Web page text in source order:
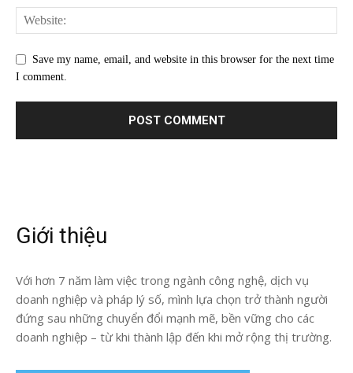
Save my name, email, and website in this browser for the next time
I comment.
Giới thiệu
Với hơn 7 năm làm việc trong ngành công nghệ, dịch vụ
doanh nghiệp và pháp lý số, mình lựa chọn trở thành người
đứng sau những chuyển đổi mạnh mẽ, bền vững cho các
doanh nghiệp – từ khi thành lập đến khi mở rộng thị trường.